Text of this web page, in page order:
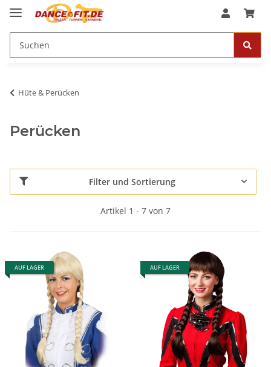
Hüte & Perücken
Perücken
Filter und Sortierung
Artikel 1 - 7 von 7
AUF LAGER AUF LAGER